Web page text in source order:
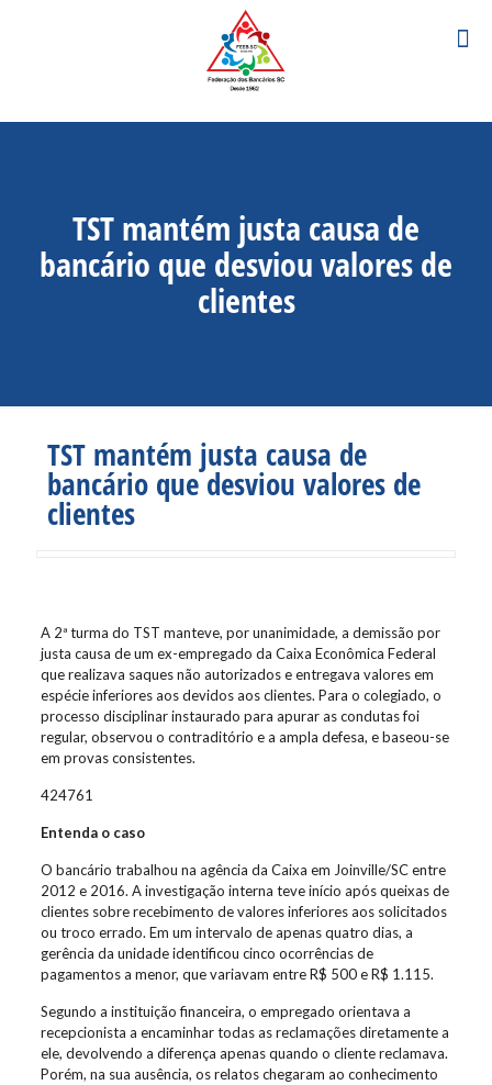
TST mantém justa causa de
bancário que desviou valores de
clientes
TST mantém justa causa de
bancário que desviou valores de
clientes
A 2ª turma do TST manteve, por unanimidade, a demissão por
justa causa de um ex-empregado da Caixa Econômica Federal
que realizava saques não autorizados e entregava valores em
espécie inferiores aos devidos aos clientes. Para o colegiado, o
processo disciplinar instaurado para apurar as condutas foi
regular, observou o contraditório e a ampla defesa, e baseou-se
em provas consistentes.
424761
Entenda o caso
O bancário trabalhou na agência da Caixa em Joinville/SC entre
2012 e 2016. A investigação interna teve início após queixas de
clientes sobre recebimento de valores inferiores aos solicitados
ou troco errado. Em um intervalo de apenas quatro dias, a
gerência da unidade identificou cinco ocorrências de
pagamentos a menor, que variavam entre R$ 500 e R$ 1.115.
Segundo a instituição financeira, o empregado orientava a
recepcionista a encaminhar todas as reclamações diretamente a
ele, devolvendo a diferença apenas quando o cliente reclamava.
Porém, na sua ausência, os relatos chegaram ao conhecimento